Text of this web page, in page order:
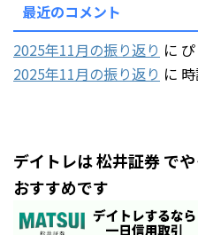
最近のコメント
2025年11月の振り返り に
2025年11月の振り返り に
デイトレは 松井証券 で
おすすめです